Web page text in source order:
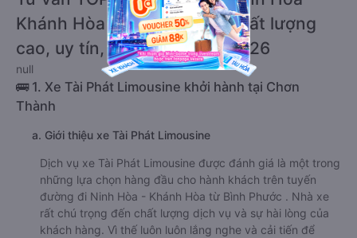
Khánh Hòa từ Bình Phước chất lượng
cao, uy tín, giá rẻ nhất 08/2026
null
🚌 1. Xe Tài Phát Limousine khởi hành tại Chơn
Thành
a. Giới thiệu xe Tài Phát Limousine
Dịch vụ xe Tài Phát Limousine được đánh giá là một trong
những lựa chọn hàng đầu cho hành khách trên tuyến
đường đi Ninh Hòa - Khánh Hòa từ Bình Phước . Nhà xe
rất chú trọng đến chất lượng dịch vụ và sự hài lòng của
khách hàng. Vì thế luôn luôn lắng nghe và cải tiến để